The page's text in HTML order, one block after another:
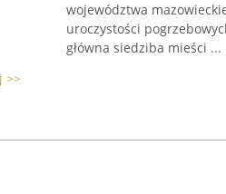
>>
województwa
uroczystości
główna siedziba mieści ...